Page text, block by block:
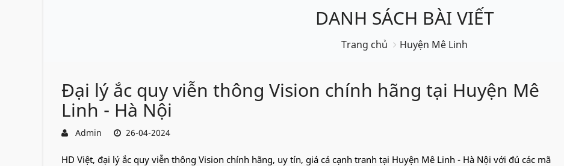
DANH SÁCH BÀI VIẾT
Trang chủ Huyện Mê Linh
Đại lý ắc quy viễn thông Vision chính hãng tại Huyện Mê
Linh - Hà Nội
Admin 26-04-2024
HD Việt, đại lý ắc quy viễn thông Vision chính hãng, uy tín, giá cả cạnh tranh tại Huyện Mê Linh - Hà Nội với đủ các mã